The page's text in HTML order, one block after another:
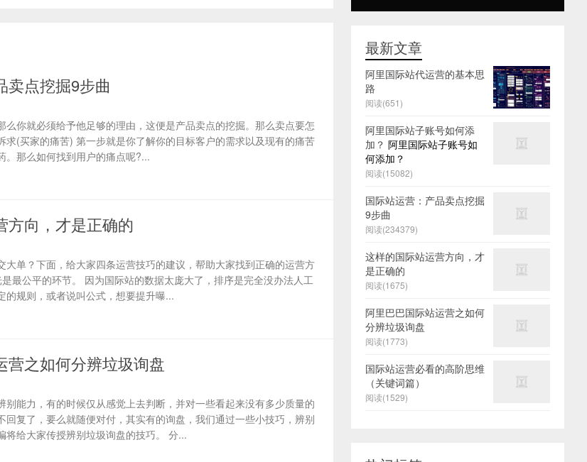
卖点挖掘9步曲
你就必须给予他足够的理由，这便是产品卖点的挖掘。那么卖点要怎
(买家的痛苦) 第一步就是你了解你的目标客户的需求以及现有的痛苦
。那么如何找到用户的痛点呢?...
方向，才是正确的
单？下面，给大家四条运营技巧的建议，帮助大家找到正确的运营方
最公平的环节。 因为国际站的数据太庞大了，排序是完全没办法人工
规则，或者说叫公式，想要提升曝...
营之如何分辨垃圾询盘
能力，有的时候仅从感觉上去判断，并对一些看起来没有多少质量的
复了，要么就随便对付，其实有的询盘，我们通过一些小技巧，辨别
给大家传授辨别垃圾询盘的技巧。 分...
最新文章
阿里国际站代运营的基本思
路
阅读(651)
阿里国际站子账号如何添
加？ 阿里国际站子账号如
何添加？
阅读(15082)
国际站运营：产品卖点挖掘
9步曲
阅读(234379)
这样的国际站运营方向，才
是正确的
阅读(1675)
阿里巴巴国际站运营之如何
分辨垃圾询盘
阅读(1773)
国际站运营必看的高阶思维
（关键词篇）
阅读(1529)